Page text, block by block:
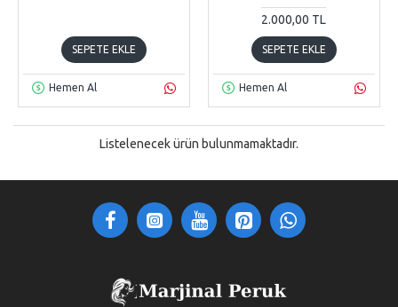
SEPETE EKLE
Hemen Al
2.000,00 TL
SEPETE EKLE
Hemen Al
Listelenecek ürün bulunmamaktadır.